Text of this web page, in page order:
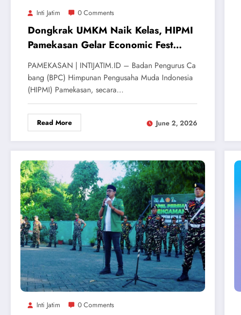
Inti Jatim 0 Comments
Dongkrak UMKM Naik Kelas, HIPMI
Pamekasan Gelar Economic Fest
2026 dan Siapkan Jalur Ekspor
PAMEKASAN | INTIJATIM.ID – Badan Pengurus Ca
bang (BPC) Himpunan Pengusaha Muda Indonesia
(HIPMI) Pamekasan, secara…
Read More June 2, 2026
Inti Jatim 0 Comments